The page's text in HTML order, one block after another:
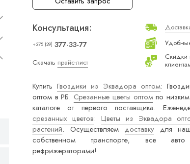
Консультация:
+375 (29) 377-33-77
Скачать прайс-лист
Скидки
КупитьГвоздики из Эквадора оптом:
оптом в РБ. Срезанные цветы оптомпо
каталоге от первого поставщика.
срезанных цветов: Цветы из Эквадора
растений. Осуществляем доставкудля
собственном транспорте, все авто
рефрижераторами!